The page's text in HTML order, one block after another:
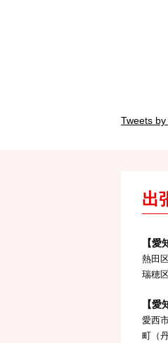
Tweets
出
【愛
熱田
瑞穂
【愛
愛西
町（